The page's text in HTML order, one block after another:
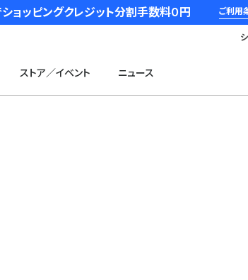
ョッピングクレジット分割手数料０円 ご利用
ストア／イベント ニュース